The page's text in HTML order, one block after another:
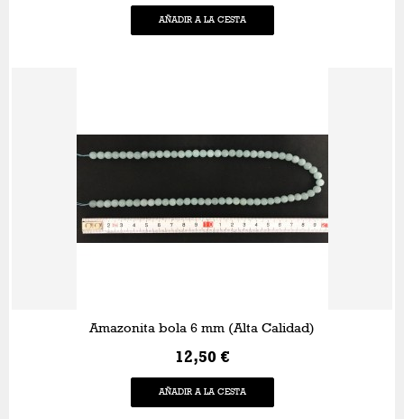
AÑADIR A LA CESTA
Amazonita bola 6 mm (Alta Calidad)
12,50 €
AÑADIR A LA CESTA